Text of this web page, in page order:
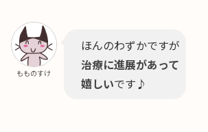
もものすけ
ほんのわずかですが
治療に進展があって
嬉しいです♪